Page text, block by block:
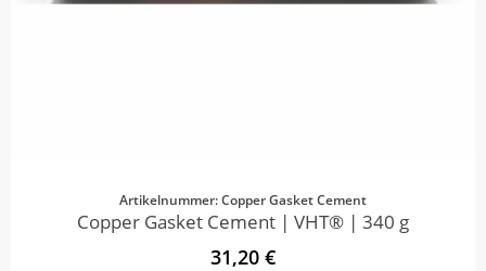
Artikelnummer: Copper Gasket Cement
Copper Gasket Cement | VHT® | 340 g
31,20 €